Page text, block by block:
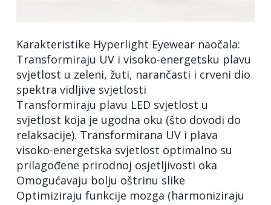
Karakteristike Hyperlight Eyewear naočala:
Transformiraju UV i visoko-energetsku plavu
svjetlost u zeleni, žuti, narančasti i crveni dio
spektra vidljive svjetlosti
Transformiraju plavu LED svjetlost u
svjetlost koja je ugodna oku (što dovodi do
relaksacije). Transformirana UV i plava
visoko-energetska svjetlost optimalno su
prilagođene prirodnoj osjetljivosti oka
Omogućavaju bolju oštrinu slike
Optimiziraju funkcije mozga (harmoniziraju